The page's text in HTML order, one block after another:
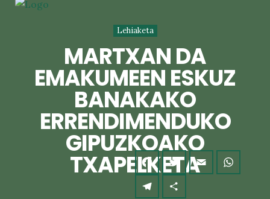
Lehiaketa
MARTXAN DA
EMAKUMEEN ESKUZ
BANAKAKO
ERRENDIMENDUKO
GIPUZKOAKO
TXAPELKETA